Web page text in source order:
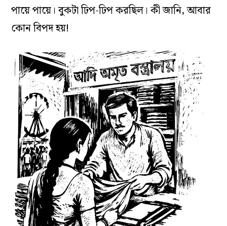
পায়ে পায়ে। বুকটা ঢিপ-ঢিপ করছিল। কী জানি, আবার
কোন বিপদ হয়!